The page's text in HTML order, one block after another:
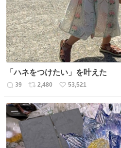
数
「ハネをつけたい」を叶えた
返
数
39
リ
ス
ト
2,480
い
ね
53,521